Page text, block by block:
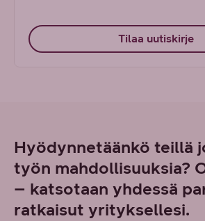
Tilaa uutiskirje
Hyödynnetäänkö teillä
työn mahdollisuuksia?
– katsotaan yhdessä
ratkaisut yrityksellesi.